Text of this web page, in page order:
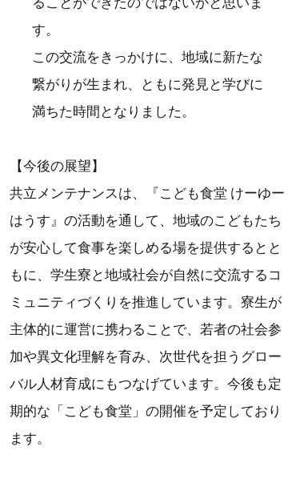
す。
この交流をきっかけに、地域に新たな
繋がりが生まれ、ともに発見と学びに
満ちた時間となりました。
【今後の展望】
共立メンテナンスは、『こども食堂 けーゆー
はうす』の活動を通して、地域のこどもたち
が安心して食事を楽しめる場を提供するとと
もに、学生寮と地域社会が自然に交流するコ
ミュニティづくりを推進しています。寮生が
主体的に運営に携わることで、若者の社会参
加や異文化理解を育み、次世代を担うグロー
バル人材育成にもつなげています。今後も定
期的な「こども食堂」の開催を予定しており
ます。